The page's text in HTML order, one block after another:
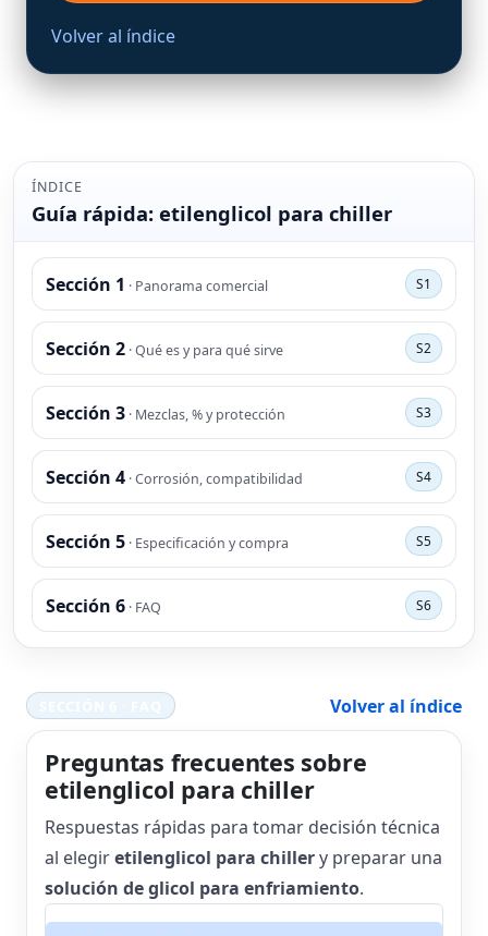
Volver al índice
ÍNDICE
Guía rápida: etilenglicol para chiller
Sección 1 · Panorama comercial S1
Sección 2 · Qué es y para qué sirve S2
Sección 3 · Mezclas, % y protección S3
Sección 4 · Corrosión, compatibilidad S4
Sección 5 · Especificación y compra S5
Sección 6 · FAQ S6
Volver al índice
Preguntas frecuentes sobre
etilenglicol para chiller
Respuestas rápidas para tomar decisión técnica
al elegiretilenglicol para chillery preparar una
solución de glicol para enfriamiento.